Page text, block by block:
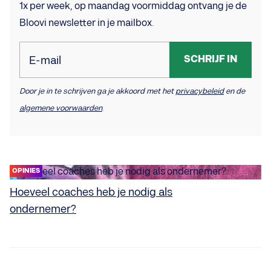
1x per week, op maandag voormiddag ontvang je de
Bloovi newsletter in je mailbox.
E-mail SCHRIJF IN
Door je in te schrijven ga je akkoord met hetprivacybeleiden de
algemene voorwaarden.
OPINIES
Hoeveel coaches heb je nodig als
ondernemer?